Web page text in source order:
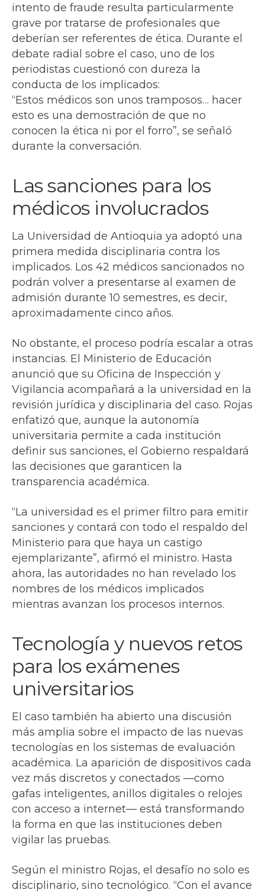
intento de fraude resulta particularmente
grave por tratarse de profesionales que
deberían ser referentes de ética. Durante el
debate radial sobre el caso, uno de los
periodistas cuestionó con dureza la
conducta de los implicados:
“Estos médicos son unos tramposos… hacer
esto es una demostración de que no
conocen la ética ni por el forro”, se señaló
durante la conversación.
Las sanciones para los
médicos involucrados
La Universidad de Antioquia ya adoptó una
primera medida disciplinaria contra los
implicados. Los 42 médicos sancionados no
podrán volver a presentarse al examen de
admisión durante 10 semestres, es decir,
aproximadamente cinco años.
No obstante, el proceso podría escalar a otras
instancias. El Ministerio de Educación
anunció que su Oficina de Inspección y
Vigilancia acompañará a la universidad en la
revisión jurídica y disciplinaria del caso. Rojas
enfatizó que, aunque la autonomía
universitaria permite a cada institución
definir sus sanciones, el Gobierno respaldará
las decisiones que garanticen la
transparencia académica.
“La universidad es el primer filtro para emitir
sanciones y contará con todo el respaldo del
Ministerio para que haya un castigo
ejemplarizante”, afirmó el ministro. Hasta
ahora, las autoridades no han revelado los
nombres de los médicos implicados
mientras avanzan los procesos internos.
Tecnología y nuevos retos
para los exámenes
universitarios
El caso también ha abierto una discusión
más amplia sobre el impacto de las nuevas
tecnologías en los sistemas de evaluación
académica. La aparición de dispositivos cada
vez más discretos y conectados —como
gafas inteligentes, anillos digitales o relojes
con acceso a internet— está transformando
la forma en que las instituciones deben
vigilar las pruebas.
Según el ministro Rojas, el desafío no solo es
disciplinario, sino tecnológico. “Con el avance